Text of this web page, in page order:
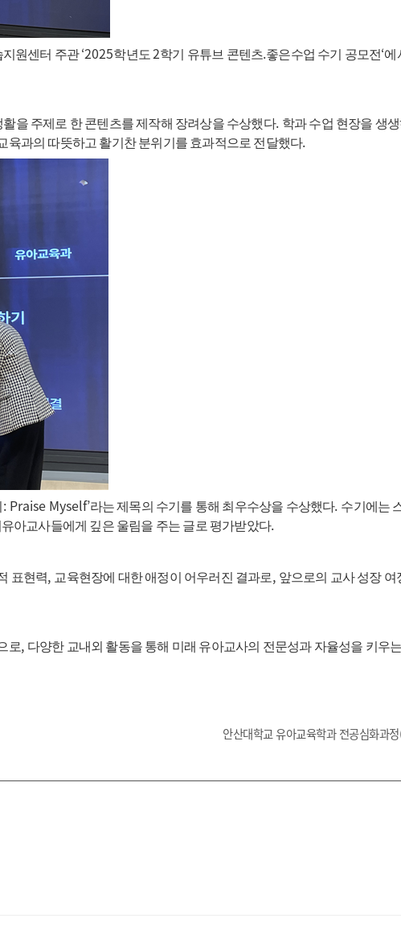
지원센터 주관‘2025학년도2학기 유튜브 콘텐츠.좋은수업 수기 공모전‘에
활을 주제로 한 콘텐츠를 제작해 장려상을 수상했다. 학과 수업 현장을 생
육과의 따뜻하고 활기찬 분위기를 효과적으로 전달했다.
: Praise Myself’라는 제목의 수기를 통해 최우수상을 수상했다. 수기에는
아교사들에게 깊은 울림을 주는 글로 평가받았다.
표현력, 교육현장에 대한 애정이 어우러진 결과로, 앞으로의 교사 성장 여
로, 다양한 교내외 활동을 통해 미래 유아교사의 전문성과 자율성을 키우
안산대학교 유아교육학과 전공심화과